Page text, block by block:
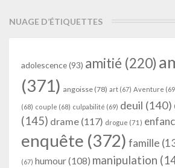
NUAGE D’ÉTIQUETTES
adolescence(93) amitié (220)
(371) angoisse (78) art (67) Aventure
(68) couple (68) culpabilité (69) deuil (140)
(145) drame (117) drogue (71)
enquête (372) famille
(67) humour(108) manipulation